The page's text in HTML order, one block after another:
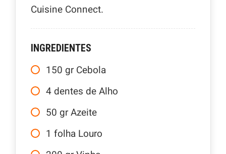
Cuisine Connect.
INGREDIENTES
150 gr Cebola
4 dentes de Alho
50 grAzeite
1 folha Louro